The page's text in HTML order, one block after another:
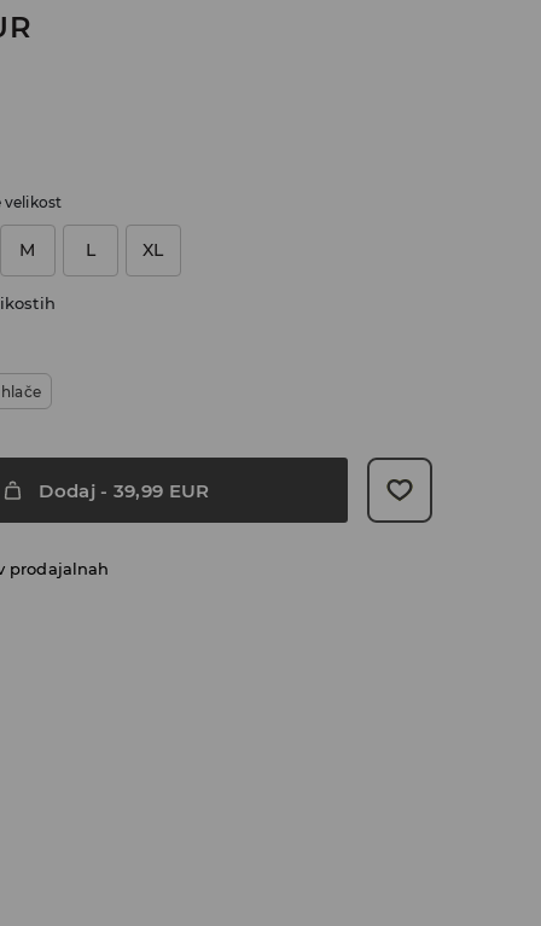
velikost
M L XL
Dodaj- 39,99 EUR
prodajalnah